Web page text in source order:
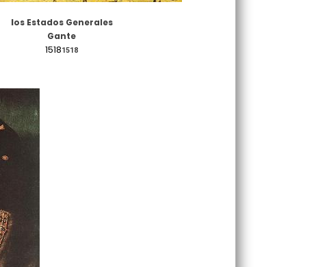
los Estados Generales
Gante
15181518